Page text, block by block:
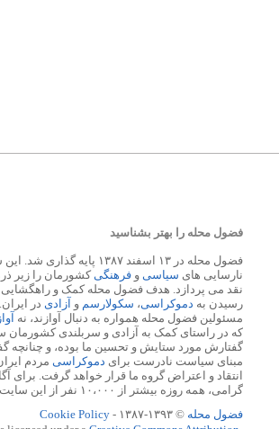
فضول محله را بهتر بشناسید
فضول محله در ۱۳ اسفند ۱۳۸۷ پایه
نارسایی های سیاسی و فرهنگیکشورمان را زیر
نقد می پردازد. هدف فضول محله کمک و
رسیدن به دموکراسی، سکولارسم و آزادی در
مسئولین فضول محله همواره به دنبال آوازند، نه
که در راستای کمک به آزادی و سربلندی کشورمان
گفتارش مورد ستایش و تحسین ما بوده، و چنانچه
مبنای سیاست نادرست برای دموکراسی مردم
انتقاد و اعتراض گروه ما قرار خواهد گرفت. برای
گرامی، همه روزه بیشتر از ۱۰،۰۰۰ نفر از این سایت دیدن می کنند.
فضول محله © ۱۳۹۳-۱۳۸۷ -
Cookie Policy